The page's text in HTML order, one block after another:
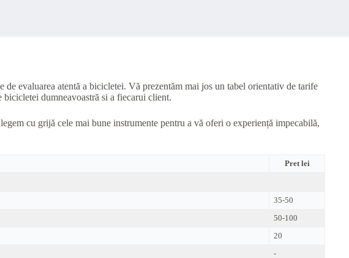
evaluarea atentă a bicicletei. Vă prezentăm mai jos un tabel orientativ de tarife
dumneavoastră si a fiecarui client.
cu grijă cele mai bune instrumente pentru a vă oferi o experiență impecabilă,
Pret lei
35-50
50-100
20
-